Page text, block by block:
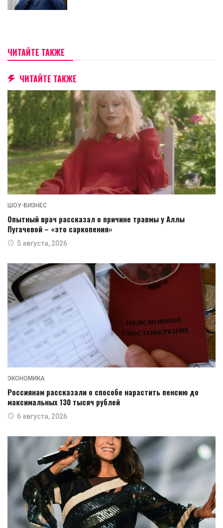
ЧИТАЙТЕ ТАКЖЕ
ЧИТАЙТЕ ТАКЖЕ
ШОУ-БИЗНЕС
Опытный врач рассказал о причине травмы у Аллы
Пугачевой – «это саркопения»
5 августа, 2026
ЭКОНОМИКА
Россиянам рассказали о способе нарастить пенсию до
максимальных 130 тысяч рублей
6 августа, 2026